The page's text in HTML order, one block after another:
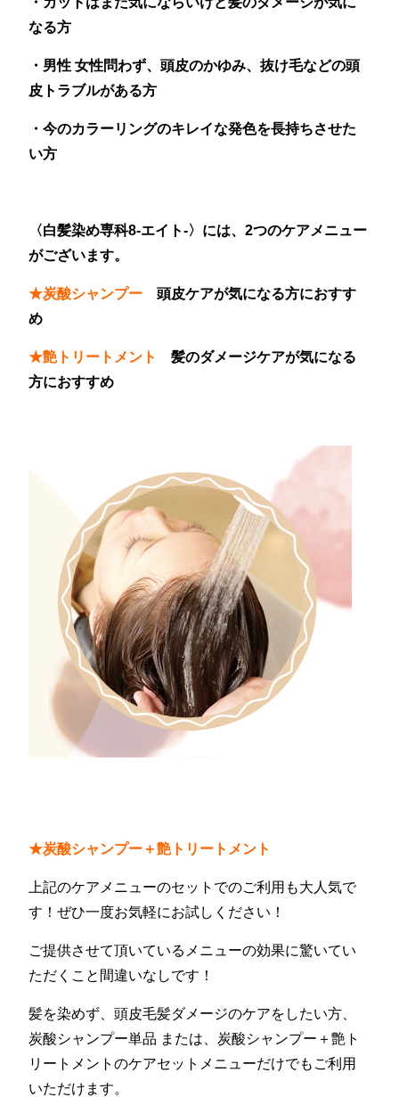
なる方
・男性 女性問わず、頭皮のかゆみ、抜け毛などの頭
皮トラブルがある方
・今のカラーリングのキレイな発色を長持ちさせた
い方
〈白髪染め専科8-エイト-〉には、2つのケアメニュー
がございます。
★炭酸シャンプー頭皮ケアが気になる方におすす
め
★艶トリートメント髪のダメージケアが気になる
方におすすめ
★炭酸シャンプー＋艶トリートメント
上記のケアメニューのセットでのご利用も大人気で
す！ぜひ一度お気軽にお試しください！
ご提供させて頂いているメニューの効果に驚いてい
ただくこと間違いなしです！
髪を染めず、頭皮毛髪ダメージのケアをしたい方、
炭酸シャンプー単品 または、炭酸シャンプー＋艶ト
リートメントのケアセットメニューだけでもご利用
いただけます。